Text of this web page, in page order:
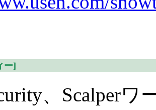
ー]
、Scalper